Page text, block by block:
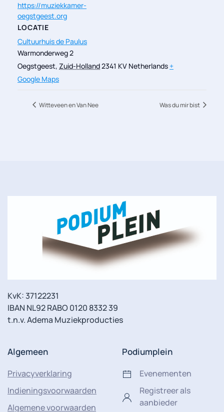
https://muziekkamer-
oegstgeest.org
LOCATIE
Cultuurhuis de Paulus
Warmonderweg 2
Oegstgeest, Zuid-Holland2341 KV Netherlands +
Google Maps
Witteveen en Van Nee Was du mir bist
KvK: 37122231
IBAN NL92 RABO 0120 8332 39
t.n.v. Adema Muziekproducties
Algemeen
Privacyverklaring
Indieningsvoorwaarden
Algemene voorwaarden
Podiumplein
Evenementen
Registreer als
aanbieder